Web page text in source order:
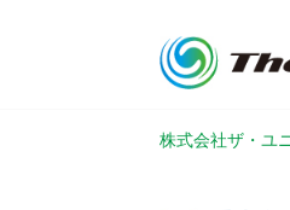
株式会社ザ・ユ